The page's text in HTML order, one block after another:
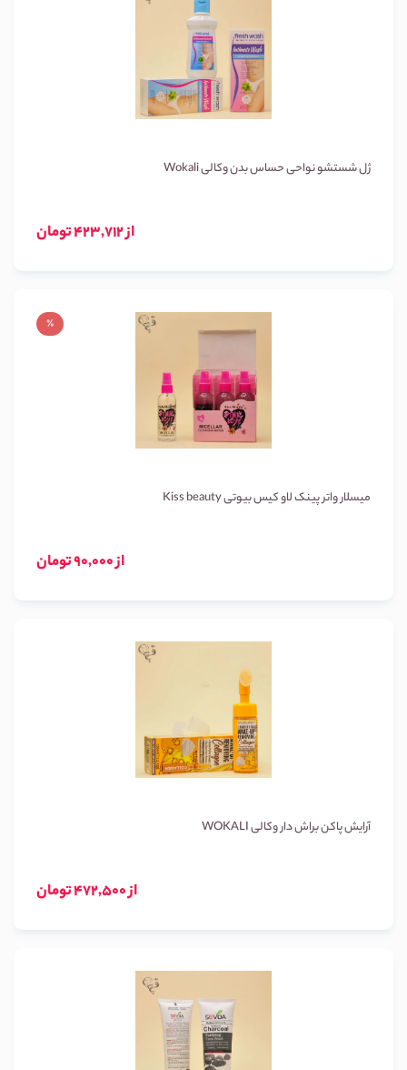
ژل شستشو نواحی حساس بدن وکالی Wokali
از 423,712 تومان
٪
میسلار واتر پینک لاو کیس بیوتی Kiss beauty
از 90,000 تومان
آرایش پاکن براش دار وکالی WOKALI
از 472,500 تومان